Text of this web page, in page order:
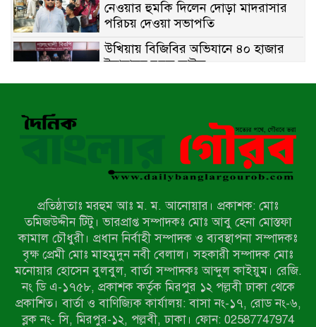
নেওয়ার হুমকি দিলেন দোড়া মাদরাসার
পরিচয় দেওয়া সভাপতি
উখিয়ায় বিজিবির অভিযানে ৪০ হাজার
ইয়াবাসহ যুবক আটক
হিন্দু বৌদ্ধ খ্রিস্টান কল্যাণ ফ্রন্টের
নীলফামারী কমিটি নিয়ে প্রশ্ন, প্রতিবাদে
দরিয়ানগরে প্যারাসেইলিং দুর্ঘটনায় পর্যটক
নিহত: হত্যা মামলার প্রধান আসামি ঢাকায়
র‌্যাবের জালে
আদাচাকী দক্ষিণপাড়া ফ্রেন্ডস ক্লাবের
আয়োজনে ফুটবল টুর্নামেন্টের ফাইনাল
অনুষ্ঠিত
প্রতিষ্ঠাতাঃ মরহুম আঃ ম. ম. আনোয়ার। প্রকাশক: মোঃ
তমিজউদ্দীন টিটু। ভারপ্রাপ্ত সম্পাদকঃ মোঃ আবু হেনা মোস্তফা
কামাল চৌধুরী। প্রধান নির্বাহী সম্পাদক ও ব্যবস্থাপনা সম্পাদকঃ
বৃক্ষ প্রেমী মোঃ মাহমুদুন নবী বেলাল। সহকারী সম্পাদক মোঃ
মনোয়ার হোসেন বুলবুল, বার্তা সম্পাদকঃ আব্দুল কাইয়ুম। রেজি.
নং ডি এ-১৭৫৮, প্রকাশক কর্তৃক মিরপুর ১২ পল্লবী ঢাকা থেকে
প্রকাশিত। বার্তা ও বাণিজ্যিক কার্যালয়: বাসা নং-১৭, রোড নং-৬,
ব্লক নং- সি, মিরপুর-১২, পল্লবী, ঢাকা। ফোন: 02587747974